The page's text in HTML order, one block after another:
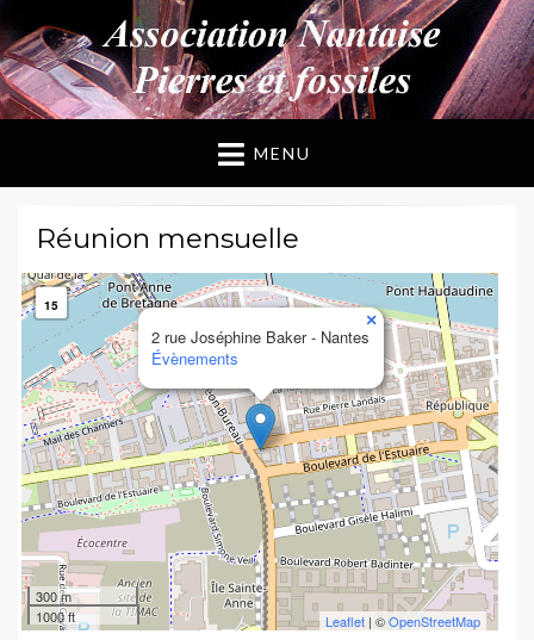
ANPF
Association Nantaise Pierres et Fossiles
MENU
Réunion mensuelle
2 rue Joséphine Baker - Nantes
Évènements
×
15
300 m
1000 ft
Leaflet | ©OpenStreetMap